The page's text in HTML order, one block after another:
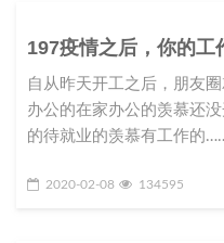
197疫情之后，你的工
自从昨天开工之后，朋友
办公的在家办公的羡慕还
的待就业的羡慕有工作的
2020-02-08 134595